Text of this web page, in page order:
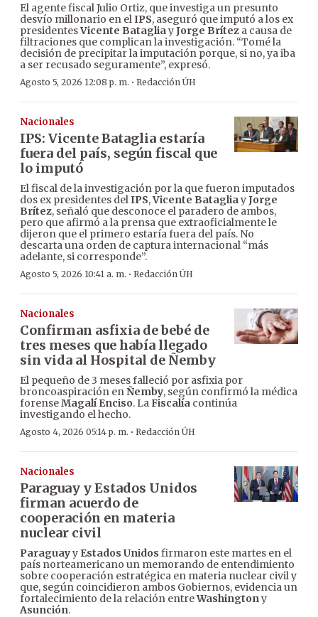
El agente fiscal Julio Ortiz, que investiga un presunto
desvío millonario en elIPS, aseguró que imputó a los ex
presidentesVicente BatagliayJorge Brítez a causa de
filtraciones que complican la investigación. “Tomé la
decisión de precipitar la imputación porque, si no, ya iba
a ser recusado seguramente”, expresó.
Agosto 5, 2026 12:08 p. m. · Redacción ÚH
Nacionales
IPS: Vicente Bataglia estaría
fuera del país, según fiscal que
lo imputó
El fiscal de la investigación por la que fueron imputados
dos ex presidentes delIPS,Vicente BatagliayJorge
Brítez, señaló que desconoce el paradero de ambos,
pero que afirmó a la prensa que extraoficialmente le
dijeron que el primero estaría fuera del país. No
descarta una orden de captura internacional “más
adelante, si corresponde”.
Agosto 5, 2026 10:41 a. m. · Redacción ÚH
Nacionales
Confirman asfixia de bebé de
tres meses que había llegado
sin vida al Hospital de Ñemby
El pequeño de 3 meses falleció por asfixia por
broncoaspiración enÑemby, según confirmó la médica
forenseMagalí Enciso. LaFiscalía continúa
investigando el hecho.
Agosto 4, 2026 05:14 p. m. · Redacción ÚH
Nacionales
Paraguay y Estados Unidos
firman acuerdo de
cooperación en materia
nuclear civil
Paraguayy Estados Unidos firmaron este martes en el
país norteamericano un memorando de entendimiento
sobre cooperación estratégica en materia nuclear civil y
que, según coincidieron ambos Gobiernos, evidencia un
fortalecimiento de la relación entreWashingtony
Asunción.